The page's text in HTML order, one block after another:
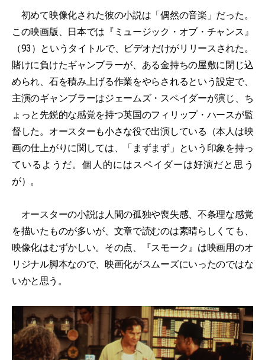
初めて映像化された彼の小説は「偶然の音楽」だった。
この映画版、日本では『ミュージック・オブ・チャンス』
（93）というタイトルで、ビデオだけがリリースされた。
賭けに負けたギャンブラーが、ある金持ちの屋敷に閉じ込
められ、石を積み上げる作業をやらされるという設定で、
主演のギャンブラーはジェームズ・スペイダーが演じ、ち
ょっと先鋭的な感覚を持つ英国のフィリップ・ハースが監
督した。オースターも小さな役で出演している（本人は映
画の仕上がりに関しては、「まずまず」という印象を持っ
ているようだ。個人的にはスペイダーは好演だと思う
が）。
オースターの小説は人間の孤独や喪失感、不条理な感覚
を描いたものが多いが、文章で読むのは素晴らしくても、
映像化はむずかしい。その点、『スモーク』は映画用のオ
リジナル脚本なので、映画化がスムーズにいったのではな
いかと思う。